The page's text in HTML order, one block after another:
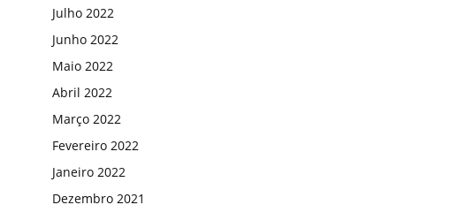
Julho 2022
Junho 2022
Maio 2022
Abril 2022
Março 2022
Fevereiro 2022
Janeiro 2022
Dezembro 2021